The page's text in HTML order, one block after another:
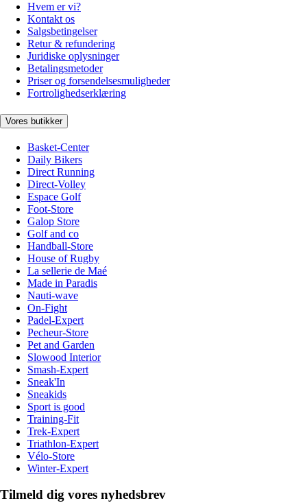
Hvem er vi?
Kontakt os
Salgsbetingelser
Retur & refundering
Juridiske oplysninger
Betalingsmetoder
Priser og forsendelsesmuligheder
Fortrolighedserklæring
Vores butikker
Basket-Center
Daily Bikers
Direct Running
Direct-Volley
Espace Golf
Foot-Store
Galop Store
Golf and co
Handball-Store
House of Rugby
La sellerie de Maé
Made in Paradis
Nauti-wave
On-Fight
Padel-Expert
Pecheur-Store
Pet and Garden
Slowood Interior
Smash-Expert
Sneak'In
Sneakids
Sport is good
Training-Fit
Trek-Expert
Triathlon-Expert
Vélo-Store
Winter-Expert
Tilmeld dig vores nyhedsbrev